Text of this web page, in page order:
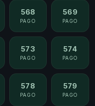
568
PAGO
569
PAGO
573
PAGO
574
PAGO
578
PAGO
579
PAGO